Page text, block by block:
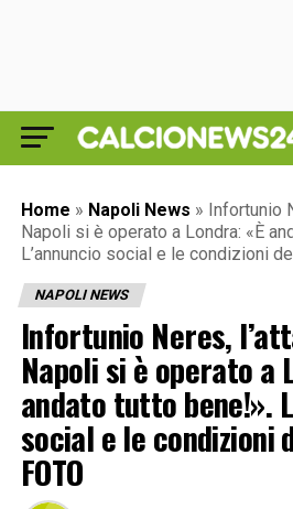
Home » Napoli News » Infortunio
Napoli si è operato a Londra: «È
L’annuncio social e le condizioni
NAPOLI NEWS
Infortunio Neres,
Napoli si è operato a
andato tutto bene!».
social e le condizioni
FOTO